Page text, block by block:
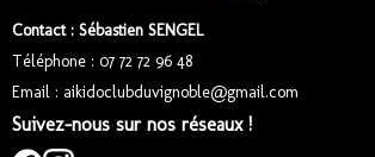
Contact : Sébastien SENGEL
Téléphone : 07 72 72 96 48
Email : aikidoclubduvignoble@gmail.com
Suivez-nous sur nos réseaux !